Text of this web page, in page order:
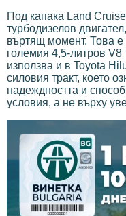
Под капака Land
турбодизелов
въртящ момент. Това е
големия 4,5-литров V8
използва и в Toyota
силовия тракт, което
надеждността и
условия, а не върху